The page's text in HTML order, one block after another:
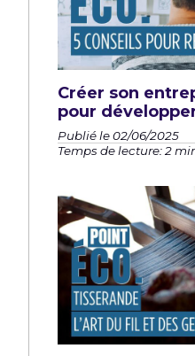
Créer son
pour
Publié le 02/06/2025
Temps de lecture: 2